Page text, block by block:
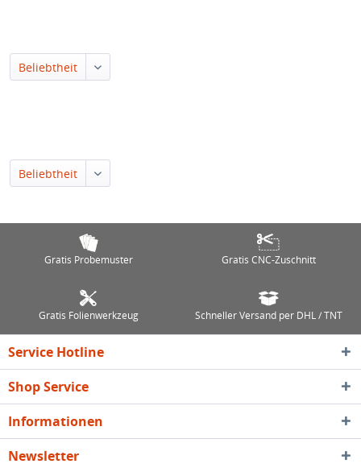
Beliebtheit
Beliebtheit
Gratis Probemuster Gratis CNC-Zuschnitt
Gratis Folienwerkzeug Schneller Versand per DHL / TNT
Service Hotline
Shop Service
Informationen
Newsletter